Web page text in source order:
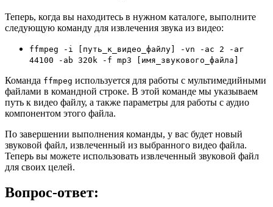
Теперь, когда вы находитесь в нужном каталоге, выполните
следующую команду для извлечения звука из видео:
ffmpeg -i [путь_к_видео_файлу] -vn -ac 2 -ar
44100 -ab 320k -f mp3 [имя_звукового_файла]
Команда ffmpeg используется для работы с мультимедийными
файлами в командной строке. В этой команде мы указываем
путь к видео файлу, а также параметры для работы с аудио
компонентом этого файла.
По завершении выполнения команды, у вас будет новый
звуковой файл, извлеченный из выбранного видео файла.
Теперь вы можете использовать извлеченный звуковой файл
для своих целей.
Вопрос-ответ: